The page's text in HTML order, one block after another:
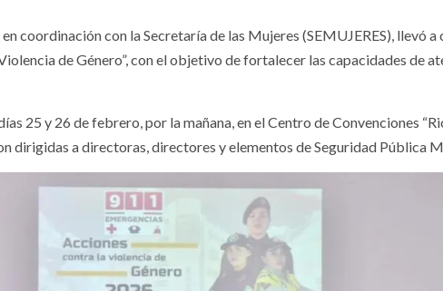
coordinación con la Secretaría de las Mujeres (SEMUJERES), llevó a
de Género”, con el objetivo de fortalecer las capacidades de
25 y 26 de febrero, por la mañana, en el Centro de Convenciones
dirigidas a directoras, directores y elementos de Seguridad Pública